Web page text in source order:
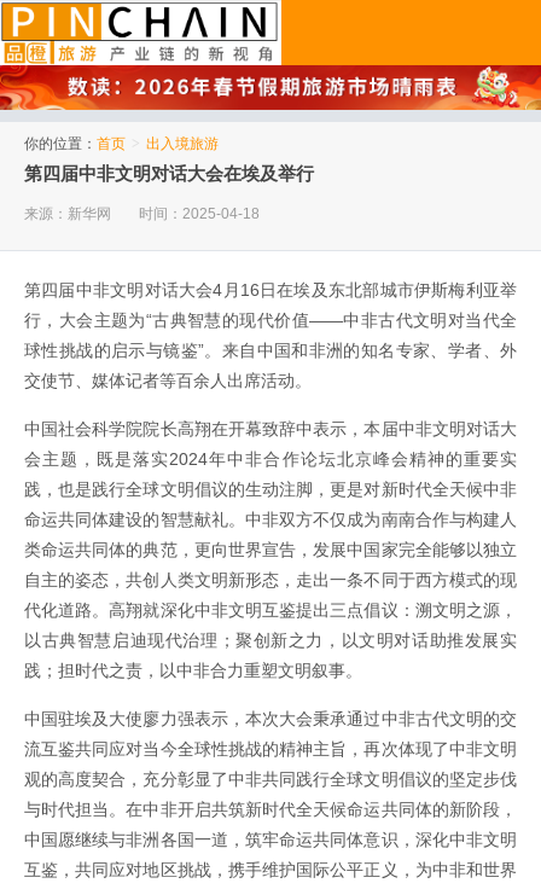
你的位置： 首页 > 出入境旅游
第四届中非文明对话大会在埃及举行
来源：新华网 时间：2025-04-18
第四届中非文明对话大会4月16日在埃及东北部城市伊斯梅利亚举
行，大会主题为“古典智慧的现代价值——中非古代文明对当代全
球性挑战的启示与镜鉴”。来自中国和非洲的知名专家、学者、外
交使节、媒体记者等百余人出席活动。
中国社会科学院院长高翔在开幕致辞中表示，本届中非文明对话大
会主题，既是落实2024年中非合作论坛北京峰会精神的重要实
践，也是践行全球文明倡议的生动注脚，更是对新时代全天候中非
命运共同体建设的智慧献礼。中非双方不仅成为南南合作与构建人
类命运共同体的典范，更向世界宣告，发展中国家完全能够以独立
自主的姿态，共创人类文明新形态，走出一条不同于西方模式的现
代化道路。高翔就深化中非文明互鉴提出三点倡议：溯文明之源，
以古典智慧启迪现代治理；聚创新之力，以文明对话助推发展实
践；担时代之责，以中非合力重塑文明叙事。
中国驻埃及大使廖力强表示，本次大会秉承通过中非古代文明的交
流互鉴共同应对当今全球性挑战的精神主旨，再次体现了中非文明
观的高度契合，充分彰显了中非共同践行全球文明倡议的坚定步伐
与时代担当。在中非开启共筑新时代全天候命运共同体的新阶段，
中国愿继续与非洲各国一道，筑牢命运共同体意识，深化中非文明
互鉴，共同应对地区挑战，携手维护国际公平正义，为中非和世界